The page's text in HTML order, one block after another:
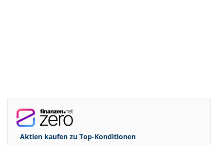
Aktien kaufen zu Top-Konditionen